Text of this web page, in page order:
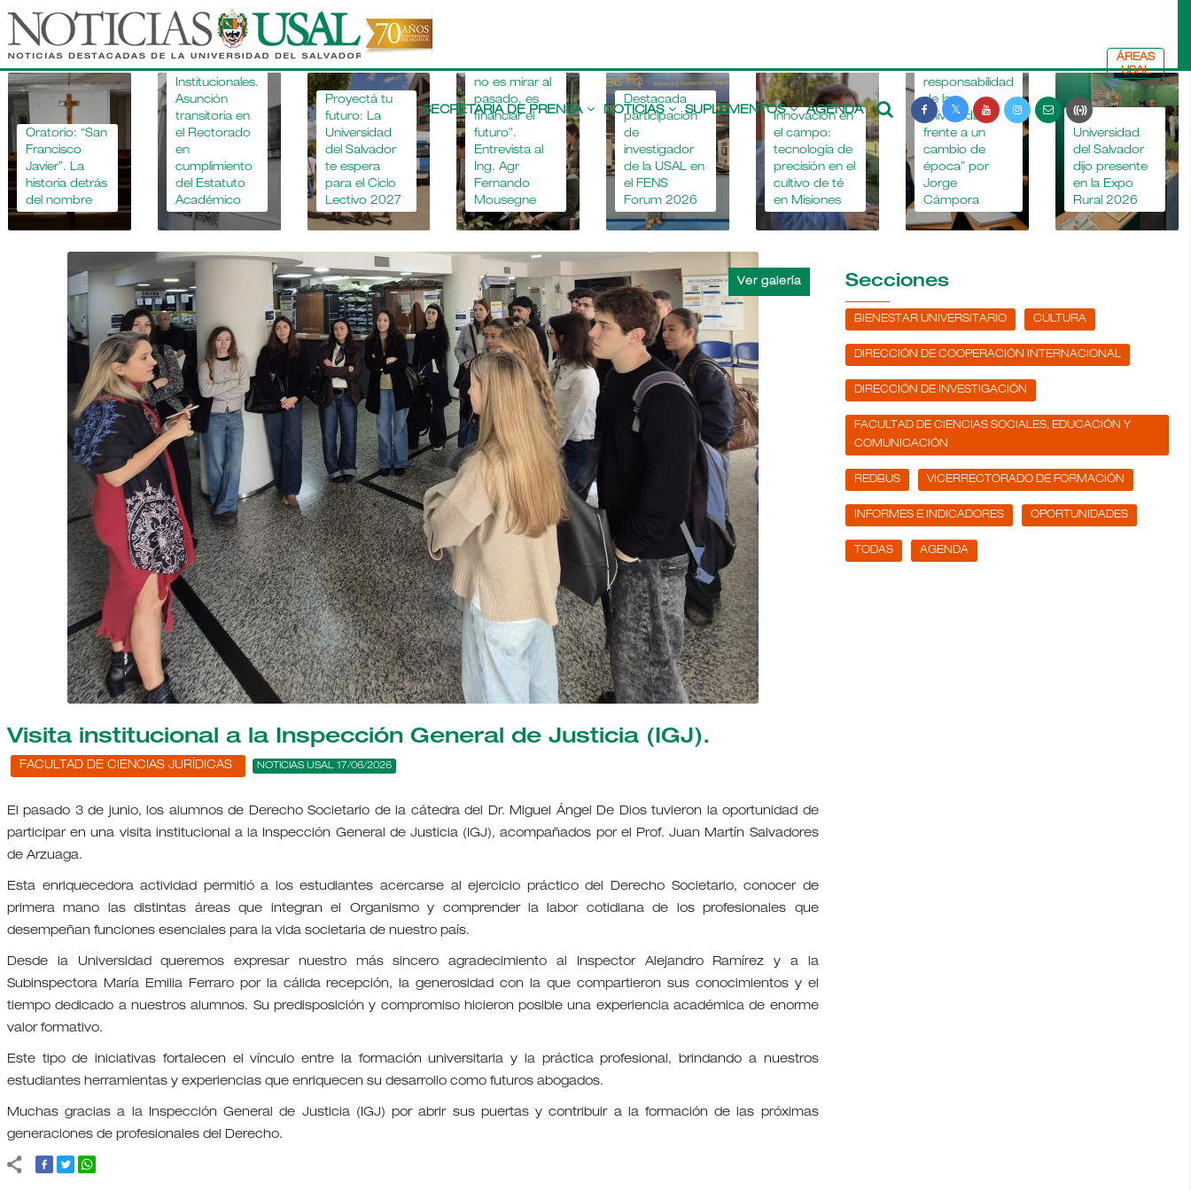
Pasar
contenido
principal
Main
navigation
SECRETARIA DE PRENSA NOTICIAS SUPLEMENTOS AGENDA
ÁREAS
USAL
Oratorio: “San
Francisco
Javier”. La
historia detrás
del nombre
Novedades
Institucionales.
Asunción
transitoria en
el Rectorado
en
cumplimiento
del Estatuto
Académico
Proyectá tu
futuro: La
Universidad
del Salvador
te espera
para el Ciclo
Lectivo 2027
agropecuaria
no es mirar al
pasado, es
financiar el
futuro".
Entrevista al
Ing. Agr
Fernando
Mousegne
Destacada
participación
de
investigador
de la USAL en
el FENS
Forum 2026
Innovación en
el campo:
tecnología de
precisión en el
cultivo de té
en Misiones
“La
responsabilidad
de la
universidad
frente a un
cambio de
época” por
Jorge
Cámpora
La
Universidad
del Salvador
dijo presente
en la Expo
Rural 2026
Visita institucional a la Inspección General de Justicia (IGJ).
FACULTAD DE CIENCIAS JURÍDICAS NOTICIAS USAL 17/06/2026
El pasado 3 de junio, los alumnos de Derecho Societario de la cátedra del Dr. Miguel Ángel De Dios tuvieron la oportunidad de
participar en una visita institucional a la Inspección General de Justicia (IGJ), acompañados por el Prof. Juan Martín Salvadores
de Arzuaga.
Esta enriquecedora actividad permitió a los estudiantes acercarse al ejercicio práctico del Derecho Societario, conocer de
primera mano las distintas áreas que integran el Organismo y comprender la labor cotidiana de los profesionales que
desempeñan funciones esenciales para la vida societaria de nuestro país.
Desde la Universidad queremos expresar nuestro más sincero agradecimiento al Inspector Alejandro Ramírez y a la
Subinspectora María Emilia Ferraro por la cálida recepción, la generosidad con la que compartieron sus conocimientos y el
tiempo dedicado a nuestros alumnos. Su predisposición y compromiso hicieron posible una experiencia académica de enorme
valor formativo.
Este tipo de iniciativas fortalecen el vínculo entre la formación universitaria y la práctica profesional, brindando a nuestros
estudiantes herramientas y experiencias que enriquecen su desarrollo como futuros abogados.
Muchas gracias a la Inspección General de Justicia (IGJ) por abrir sus puertas y contribuir a la formación de las próximas
generaciones de profesionales del Derecho.
Secciones
BIENESTAR UNIVERSITARIO CULTURA
DIRECCIÓN DE COOPERACIÓN INTERNACIONAL
DIRECCIÓN DE INVESTIGACIÓN
FACULTAD DE CIENCIAS SOCIALES, EDUCACIÓN Y
COMUNICACIÓN
REDBUS VICERRECTORADO DE FORMACIÓN
INFORMES E INDICADORES OPORTUNIDADES
TODAS AGENDA